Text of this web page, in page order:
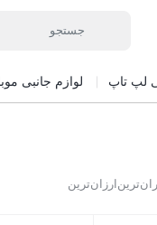
لپ تاپ لوازم جانبی
ارزان‌ترین